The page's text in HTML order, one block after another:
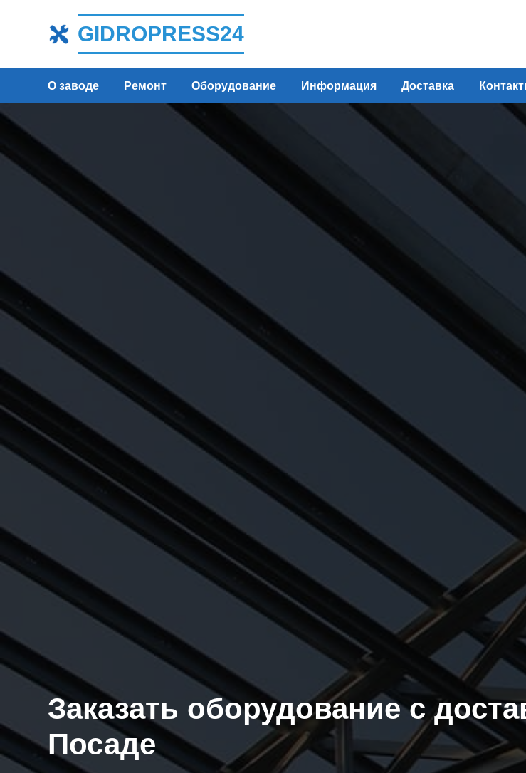
GIDROPRESS24
О заводе Ремонт Оборудование Информация Доставка
Заказать оборудование с
Посаде